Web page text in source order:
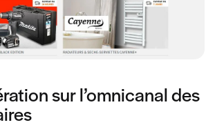
sur l’omnicanal des